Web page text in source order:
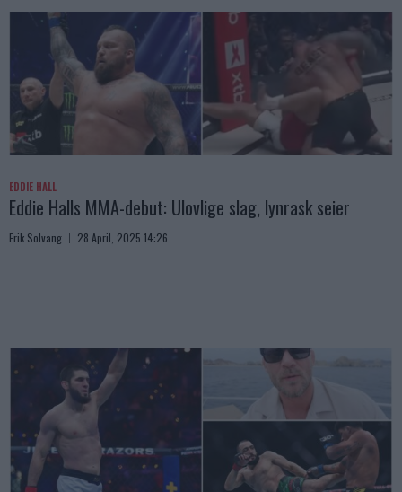
EDDIE HALL
Eddie Halls MMA-debut: Ulovlige slag, lynrask seier
Erik Solvang 28 April, 2025 14:26